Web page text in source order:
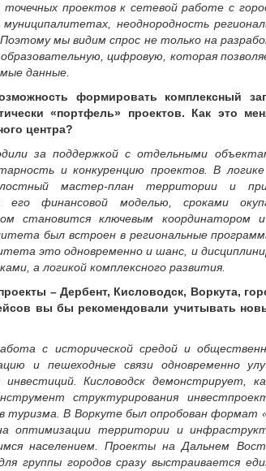
проектов к сетевой работе с
неоднородность
мы видим спрос не только на
цифровую, которая
данные.
формировать комплексный
«портфель» проектов. Как это
центра?
за поддержкой с отдельными
и конкуренцию проектов. В
мастер-план территории и
финансовой моделью, сроками
становится ключевым координатором
был встроен в региональные
это одновременно и шанс, и
а логикой комплексного развития.
– Дербент, Кисловодск, Воркута,
вы бы рекомендовали учитывать
с исторической средой и
и пешеходные связи одновременно
Кисловодск демонстрирует,
структурирования
туризма. В Воркуте был опробован формат
оптимизации территории и
населением. Проекты на Дальнем
группы городов сразу выстраивается